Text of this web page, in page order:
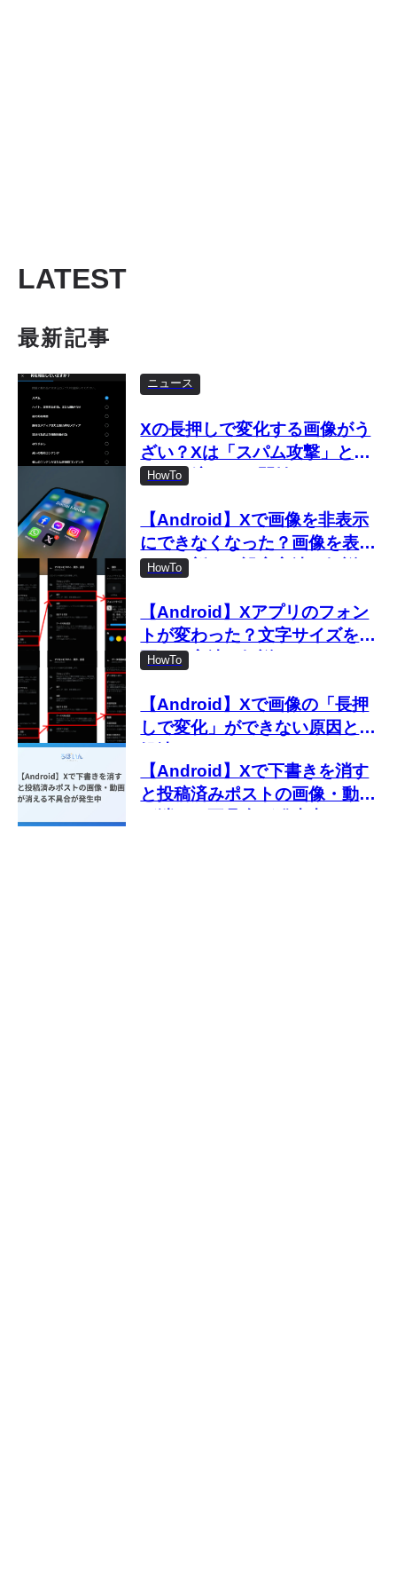
LATEST
最新記事
ニュース
Xの長押しで変化する画像がう
ざい？Xは「スパム攻撃」とし
て取り締まりを開始
HowTo
【Android】Xで画像を非表示
にできなくなった？画像を表示
しない新しい設定方法を解説
HowTo
【Android】Xアプリのフォン
トが変わった？文字サイズを変
更する方法を解説
HowTo
【Android】Xで画像の「長押
しで変化」ができない原因と対
【Android】Xで下書きを消す
と投稿済みポストの画像・動画